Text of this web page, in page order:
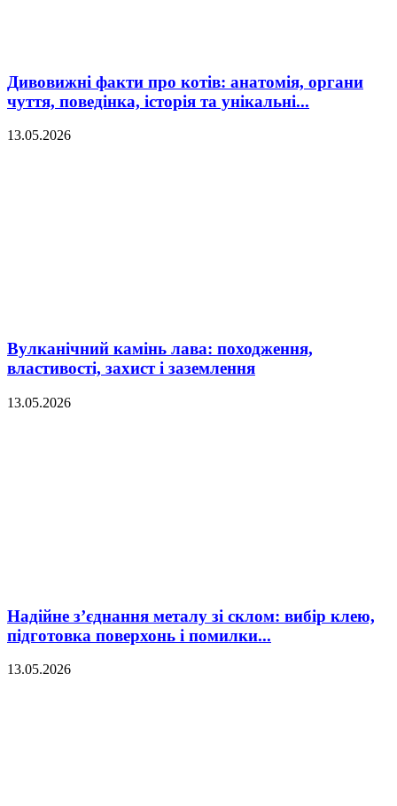
Дивовижні факти про котів: анатомія, органи
чуття, поведінка, історія та унікальні...
13.05.2026
Вулканічний камінь лава: походження,
властивості, захист і заземлення
13.05.2026
Надійне з’єднання металу зі склом: вибір клею,
підготовка поверхонь і помилки...
13.05.2026